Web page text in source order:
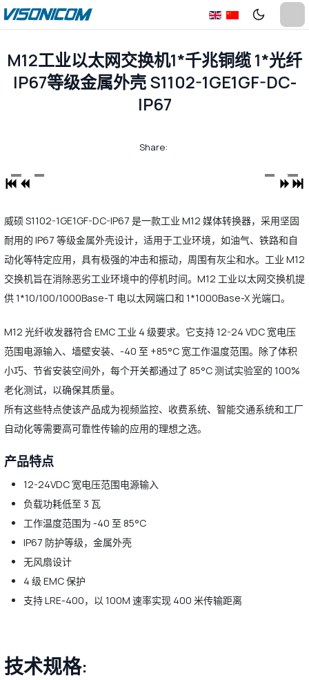
M12工业以太网交换机1*千兆铜缆 1*光纤
IP67等级金属外壳 S1102-1GE1GF-DC-
IP67
Share:
威硕 S1102-1GE1GF-DC-IP67 是一款工业 M12 媒体转换器，采用坚固
耐用的 IP67 等级金属外壳设计，适用于工业环境，如油气、铁路和自
动化等特定应用，具有极强的冲击和振动，周围有灰尘和水。工业 M12
交换机旨在消除恶劣工业环境中的停机时间。M12 工业以太网交换机提
供 1*10/100/1000Base-T 电以太网端口和 1*1000Base-X 光端口。
M12 光纤收发器符合 EMC 工业 4 级要求。它支持 12-24 VDC 宽电压
范围电源输入、墙壁安装、-40 至 +85°C 宽工作温度范围。除了体积
小巧、节省安装空间外，每个开关都通过了 85°C 测试实验室的 100%
老化测试，以确保其质量。
所有这些特点使该产品成为视频监控、收费系统、智能交通系统和工厂
自动化等需要高可靠性传输的应用的理想之选。
产品特点
12-24VDC 宽电压范围电源输入
负载功耗低至 3 瓦
工作温度范围为 -40 至 85°C
IP67 防护等级，金属外壳
无风扇设计
4 级 EMC 保护
支持 LRE-400，以 100M 速率实现 400 米传输距离
技术规格: